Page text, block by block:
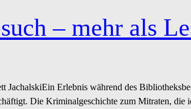
– mehr als
JachalskiEin Erlebnis während des
Die Kriminalgeschichte zum Mitraten, die